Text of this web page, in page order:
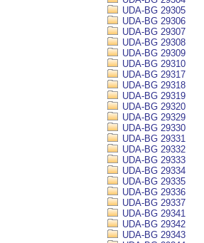
UDA-BG 29305
UDA-BG 29306
UDA-BG 29307
UDA-BG 29308
UDA-BG 29309
UDA-BG 29310
UDA-BG 29317
UDA-BG 29318
UDA-BG 29319
UDA-BG 29320
UDA-BG 29329
UDA-BG 29330
UDA-BG 29331
UDA-BG 29332
UDA-BG 29333
UDA-BG 29334
UDA-BG 29335
UDA-BG 29336
UDA-BG 29337
UDA-BG 29341
UDA-BG 29342
UDA-BG 29343